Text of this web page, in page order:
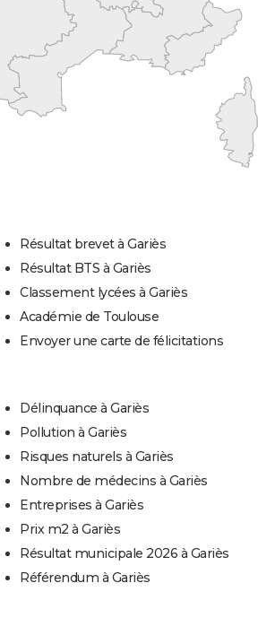
Résultat brevet à Gariès
Résultat BTS à Gariès
Classement lycées à Gariès
Académie de Toulouse
Envoyer une carte de félicitations
Délinquance à Gariès
Pollution à Gariès
Risques naturels à Gariès
Nombre de médecins à Gariès
Entreprises à Gariès
Prix m2 à Gariès
Résultat municipale 2026 à Gariès
Référendum à Gariès